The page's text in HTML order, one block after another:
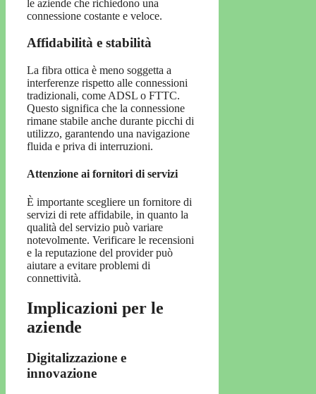
le aziende che richiedono una
connessione costante e veloce.
Affidabilità e stabilità
La fibra ottica è meno soggetta a
interferenze rispetto alle connessioni
tradizionali, come ADSL o FTTC.
Questo significa che la connessione
rimane stabile anche durante picchi di
utilizzo, garantendo una navigazione
fluida e priva di interruzioni.
Attenzione ai fornitori di servizi
È importante scegliere un fornitore di
servizi di rete affidabile, in quanto la
qualità del servizio può variare
notevolmente. Verificare le recensioni
e la reputazione del provider può
aiutare a evitare problemi di
connettività.
Implicazioni per le
aziende
Digitalizzazione e
innovazione